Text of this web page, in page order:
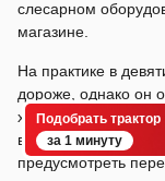
слесарном
магазине.
На практике в
дороже, однако он
ходе
возможности,
предусмотреть
Подобрать трактор
за 1 минуту